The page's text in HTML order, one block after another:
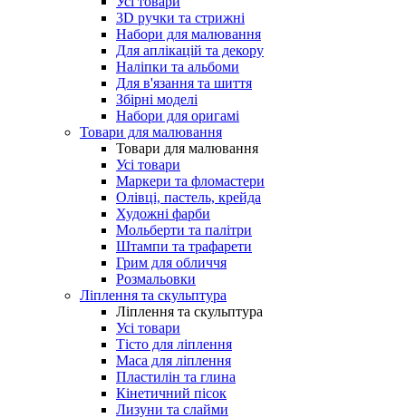
3D ручки та стрижні
Набори для малювання
Для аплікацій та декору
Наліпки та альбоми
Для в'язання та шиття
Збірні моделі
Набори для оригамі
Товари для малювання
Товари для малювання
Усі товари
Маркери та фломастери
Олівці, пастель, крейда
Художні фарби
Мольберти та палітри
Штампи та трафарети
Грим для обличчя
Розмальовки
Ліплення та скульптура
Ліплення та скульптура
Усі товари
Тісто для ліплення
Маса для ліплення
Пластилін та глина
Кінетичний пісок
Лизуни та слайми